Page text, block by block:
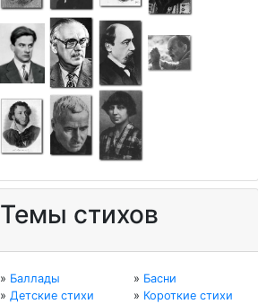
Темы стихов
» Баллады » Басни
» Детские стихи » Короткие стихи